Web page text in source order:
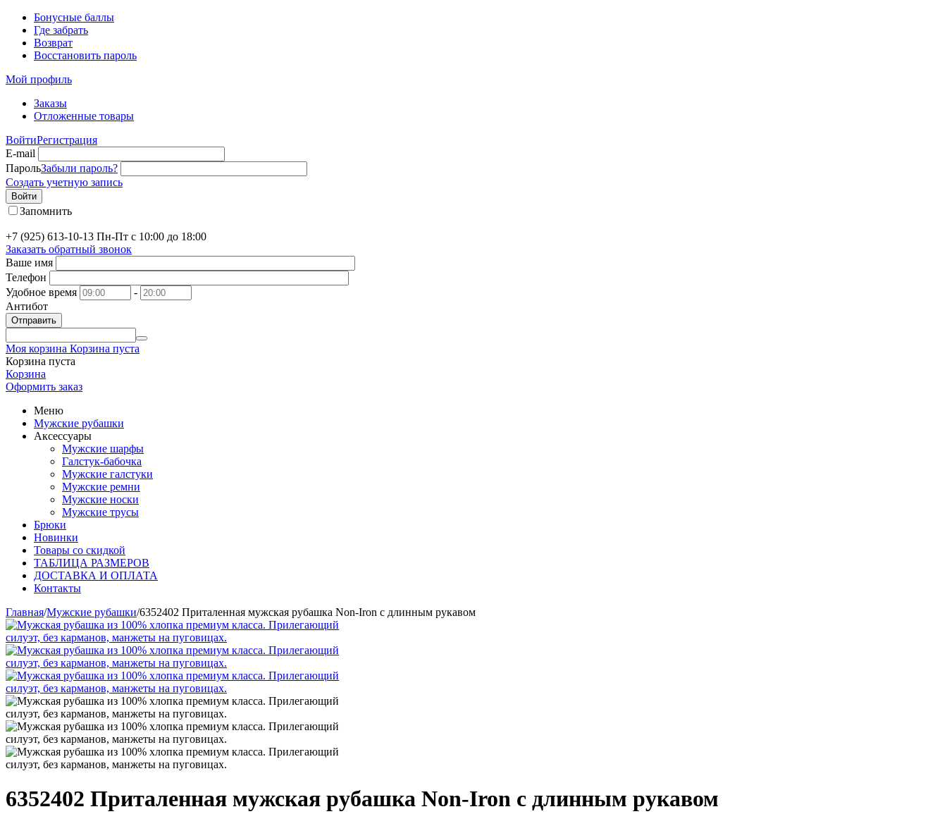
Бонусные баллы
Где забрать
Возврат
Восстановить пароль
Мой профиль
Заказы
Отложенные товары
ВойтиРегистрация
E-mail
ПарольЗабыли пароль?
Создать учетную запись
Войти
Запомнить
+7 (925) 613-10-13 Пн-Пт с 10:00 до 18:00
Заказать обратный звонок
Ваше имя
Телефон
Удобное время
-
Антибот
Отправить
Моя корзина Корзина пуста
Корзина пуста
Корзина
Оформить заказ
Меню
Мужские рубашки
Аксессуары
Мужские шарфы
Галстук-бабочка
Мужские галстуки
Мужские ремни
Мужские носки
Мужские трусы
Брюки
Новинки
Товары со скидкой
ТАБЛИЦА РАЗМЕРОВ
ДОСТАВКА И ОПЛАТА
Контакты
Главная/Мужские рубашки/6352402 Приталенная мужская рубашка Non-Iron с длинным рукавом
6352402 Приталенная мужская рубашка Non-Iron с длинным рукавом